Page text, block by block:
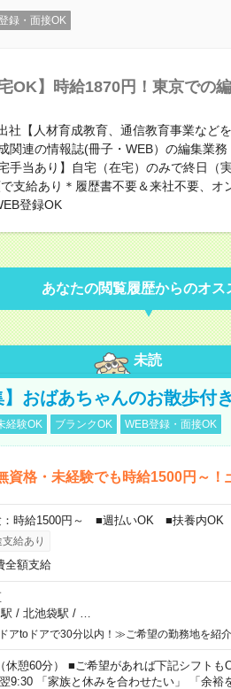
録・面接OK
OK】時給1870円！東京での
社【人材育成教育、通信教育事業など
関連の情報誌(冊子・WEB）の編集業
手当あり】自宅（在宅）のみで終日（
支給あり＊履歴書不要＆来社不要、
登録OK
あなたの閲覧履歴からのオス
未読
】おばあちゃんのお散歩付
経験OK ブランクOK WEB登録・面接OK
格・未経験でも時給1500円～！
：時給1500円～ ■週払いOK ■扶養内OK
給あり
全額支給
/ 北池袋駅 /
アtoドアで30分以内！≫ご希望の勤務地を紹介
休憩60分） ■ご希望があれば下記シフト
9:30 「家族と休みを合わせたい」 「余